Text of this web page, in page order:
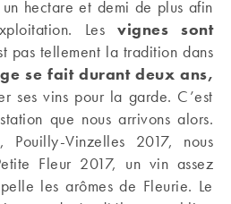
hectare et demi de plus afin
Les vignes sont
pas tellement la tradition dans
se fait durant deux ans,
ses vins pour la garde. C’est
que nous arrivons alors.
Pouilly-Vinzelles 2017, nous
Fleur 2017, un vin assez
les arômes de Fleurie. Le